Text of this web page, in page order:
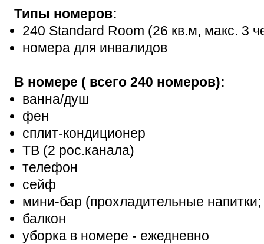
Типы номеров:
240 Standard Room (26 кв.м, макс. 3
номера для инвалидов
В номере ( всего 240 номеров):
ванна/душ
фен
сплит-кондиционер
ТВ (2 рос.канала)
телефон
сейф
мини-бар (прохладительные
балкон
уборка в номере - ежедневно